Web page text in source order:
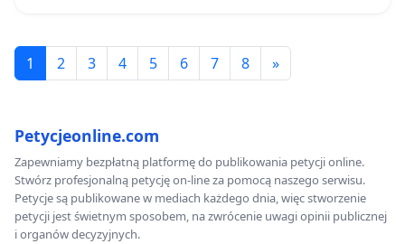
1 2 3 4 5 6 7 8 »
Petycjeonline.com
Zapewniamy bezpłatną platformę do publikowania petycji online.
Stwórz profesjonalną petycję on-line za pomocą naszego serwisu.
Petycje są publikowane w mediach każdego dnia, więc stworzenie
petycji jest świetnym sposobem, na zwrócenie uwagi opinii publicznej
i organów decyzyjnych.